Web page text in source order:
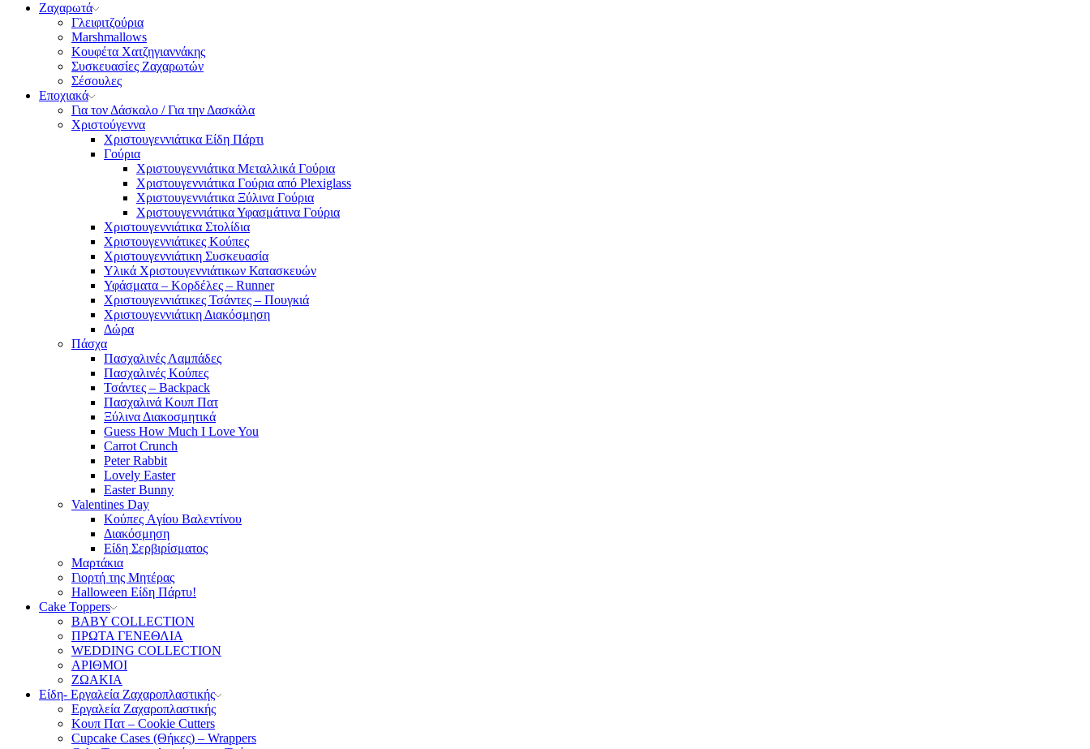
Ζαχαρωτά
Γλειφιτζούρια
Marshmallows
Κουφέτα Χατζηγιαννάκης
Συσκευασίες Ζαχαρωτών
Σέσουλες
Εποχιακά
Για τον Δάσκαλο / Για την Δασκάλα
Χριστούγεννα
Χριστουγεννιάτικα Είδη Πάρτι
Γούρια
Χριστουγεννιάτικα Μεταλλικά Γούρια
Χριστουγεννιάτικα Γούρια από Plexiglass
Χριστουγεννιάτικα Ξύλινα Γούρια
Χριστουγεννιάτικα Υφασμάτινα Γούρια
Χριστουγεννιάτικα Στολίδια
Χριστουγεννιάτικες Κούπες
Χριστουγεννιάτικη Συσκευασία
Υλικά Χριστουγεννιάτικων Κατασκευών
Υφάσματα – Κορδέλες – Runner
Χριστουγεννιάτικες Τσάντες – Πουγκιά
Χριστουγεννιάτικη Διακόσμηση
Δώρα
Πάσχα
Πασχαλινές Λαμπάδες
Πασχαλινές Κούπες
Τσάντες – Backpack
Πασχαλινά Κουπ Πατ
Ξύλινα Διακοσμητικά
Guess How Much I Love You
Carrot Crunch
Peter Rabbit
Lovely Easter
Easter Bunny
Valentines Day
Κούπες Aγίου Βαλεντίνου
Διακόσμηση
Είδη Σερβιρίσματος
Μαρτάκια
Γιορτή της Μητέρας
Halloween Είδη Πάρτυ!
Cake Toppers
BABY COLLECTION
ΠΡΩΤΑ ΓΕΝΕΘΛΙΑ
WEDDING COLLECTION
ΑΡΙΘΜΟΙ
ΖΩΑΚΙΑ
Είδη- Εργαλεία Ζαχαροπλαστικής
Εργαλεία Ζαχαροπλαστικής
Κουπ Πατ – Cookie Cutters
Cupcake Cases (Θήκες) – Wrappers